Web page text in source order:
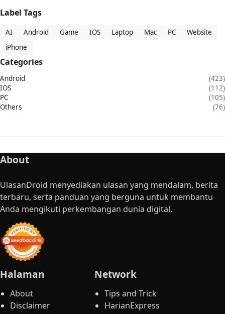
Label Tags
AI Android Game IOS Laptop Mac PC
Website
iPhone
Categories
Android
(423)
IOS
(112)
PC
(105)
Others
(76)
About
UlasanDroid menyediakan ulasan yang mendalam, berita
terbaru, serta panduan yang berguna untuk membantu
Anda mengikuti perkembangan dunia digital.
Halaman
About
Disclaimer
Network
Tips and Trick
HarianExpress